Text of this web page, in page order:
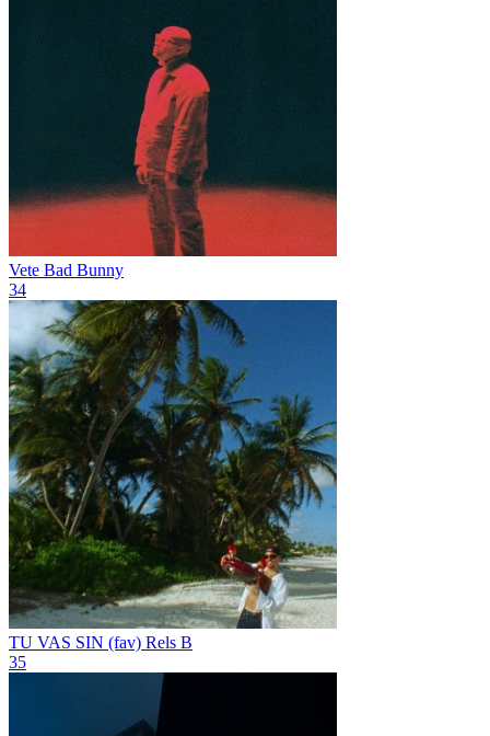
Vete Bad Bunny
34
TU VAS SIN (fav) Rels B
35